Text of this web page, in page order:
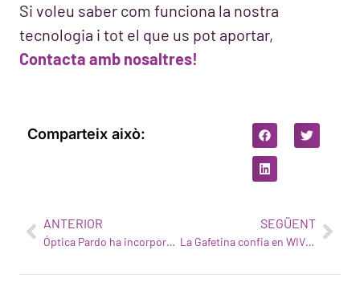
Si voleu saber com funciona la nostra
tecnologia i tot el que us pot aportar,
Contacta amb nosaltres!
Comparteix això:
ANTERIOR
Óptica Pardo ha incorporat WIVI Vision per innovar en salut visual
SEGÜENT
La Gafetina confia en WIVI Vision